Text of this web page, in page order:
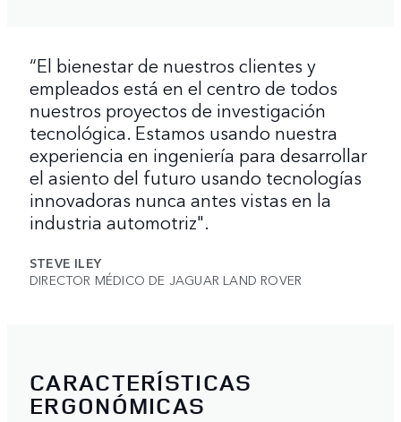
“El bienestar de nuestros clientes y
empleados está en el centro de todos
nuestros proyectos de investigación
tecnológica. Estamos usando nuestra
experiencia en ingeniería para desarrollar
el asiento del futuro usando tecnologías
innovadoras nunca antes vistas en la
industria automotriz".
STEVE ILEY
DIRECTOR MÉDICO DE JAGUAR LAND ROVER
CARACTERÍSTICAS
ERGONÓMICAS